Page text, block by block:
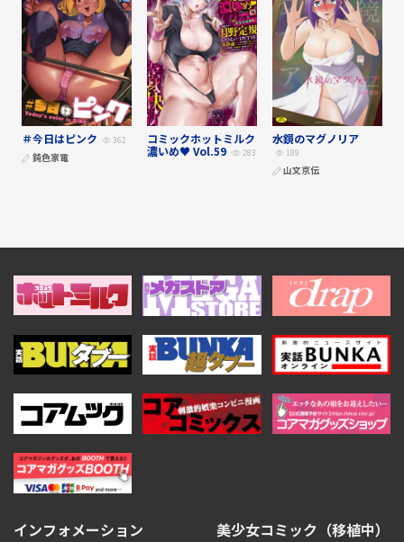
＃今日はピンク 362
鈍色家電
コミックホットミルク
濃いめ♥ Vol.59
283
水鏡のマグノリア
189
山文京伝
インフォメーション
美少女コミック（移植中）